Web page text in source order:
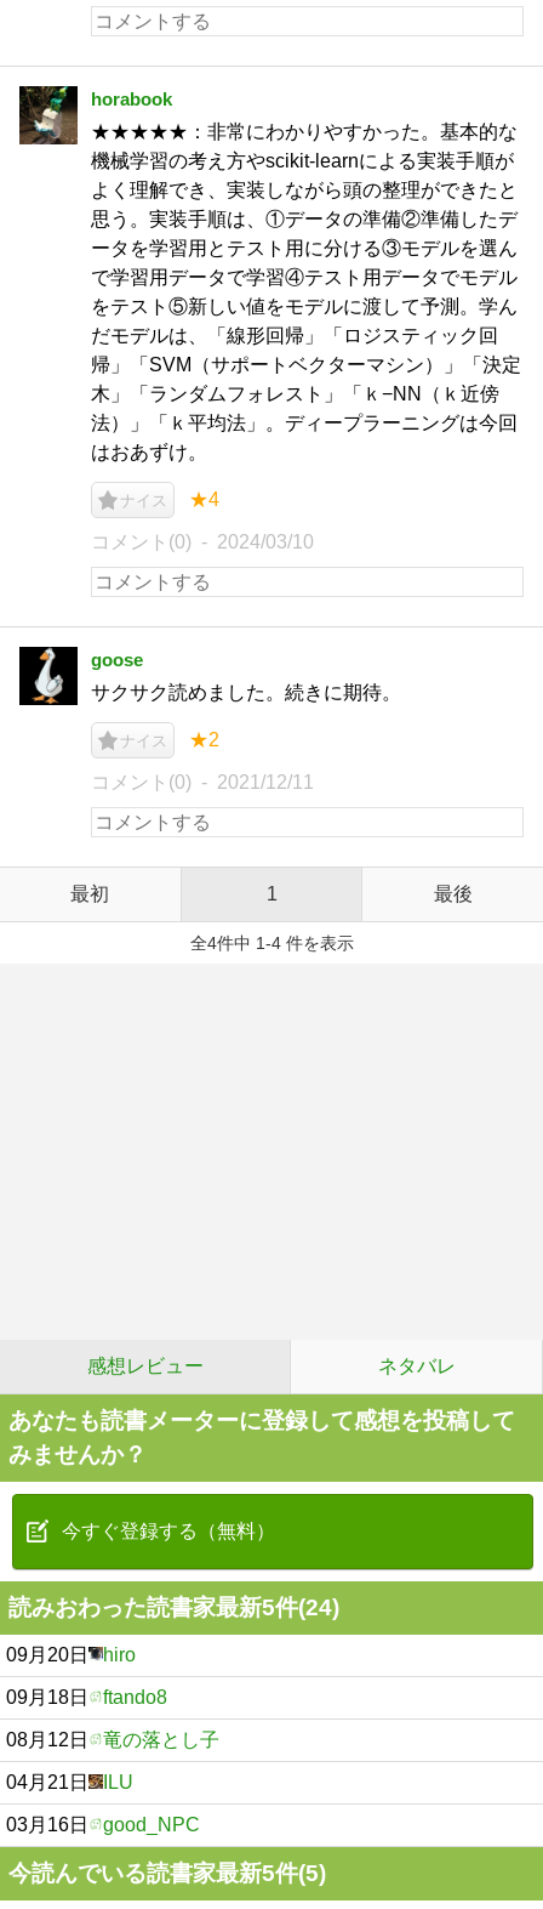
horabook
★★★★★：非常にわかりやすかった。基本的な
機械学習の考え方やscikit-learnによる実装手順が
よく理解でき、実装しながら頭の整理ができたと
思う。実装手順は、①データの準備②準備したデ
ータを学習用とテスト用に分ける③モデルを選ん
で学習用データで学習④テスト用データでモデル
をテスト⑤新しい値をモデルに渡して予測。学ん
だモデルは、「線形回帰」「ロジスティック回
帰」「SVM（サポートベクターマシン）」「決定
木」「ランダムフォレスト」「ｋ−NN（ｋ近傍
法）」「ｋ平均法」。ディープラーニングは今回
はおあずけ。
ナイス ★4
コメント(0) 2024/03/10
goose
サクサク読めました。続きに期待。
ナイス ★2
コメント(0) 2021/12/11
最初 1 最後
全4件中 1-4 件を表示
感想レビュー ネタバレ
あなたも読書メーターに登録して感想を投稿して
みませんか？
今すぐ登録する（無料）
読みおわった読書家最新5件(24)
09月20日 hiro
09月18日 ftando8
08月12日 竜の落とし子
04月21日 ILU
03月16日 good_NPC
今読んでいる読書家最新5件(5)